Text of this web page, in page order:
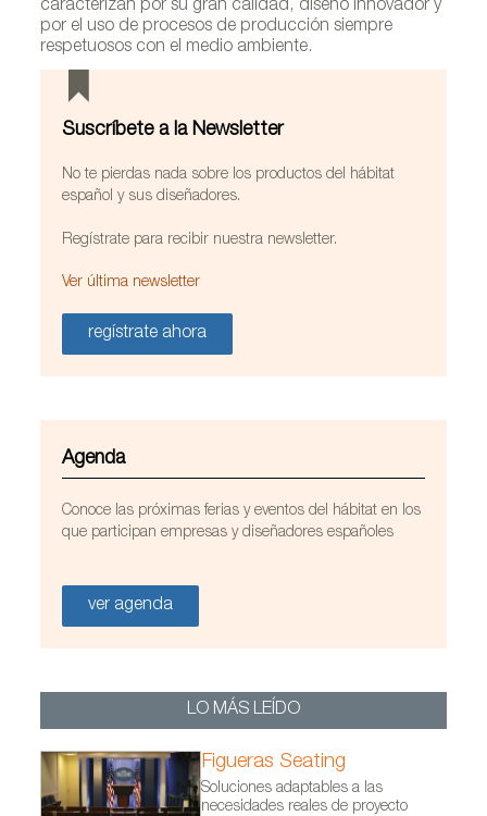
/FicherosEstaticos/habitat/Proyectos/2015/ASCENDER/
caracterizan por su gran calidad, diseño innovador y
por el uso de procesos de producción siempre
respetuosos con el medio ambiente.
Suscríbete a la Newsletter
No te pierdas nada sobre los productos del hábitat
español y sus diseñadores.
Regístrate para recibir nuestra newsletter.
Ver última newsletter
regístrate ahora
Agenda
Conoce las próximas ferias y eventos del hábitat en los
que participan empresas y diseñadores españoles
ver agenda
LO MÁS LEÍDO
Figueras Seating
Soluciones adaptables a las
necesidades reales de proyecto